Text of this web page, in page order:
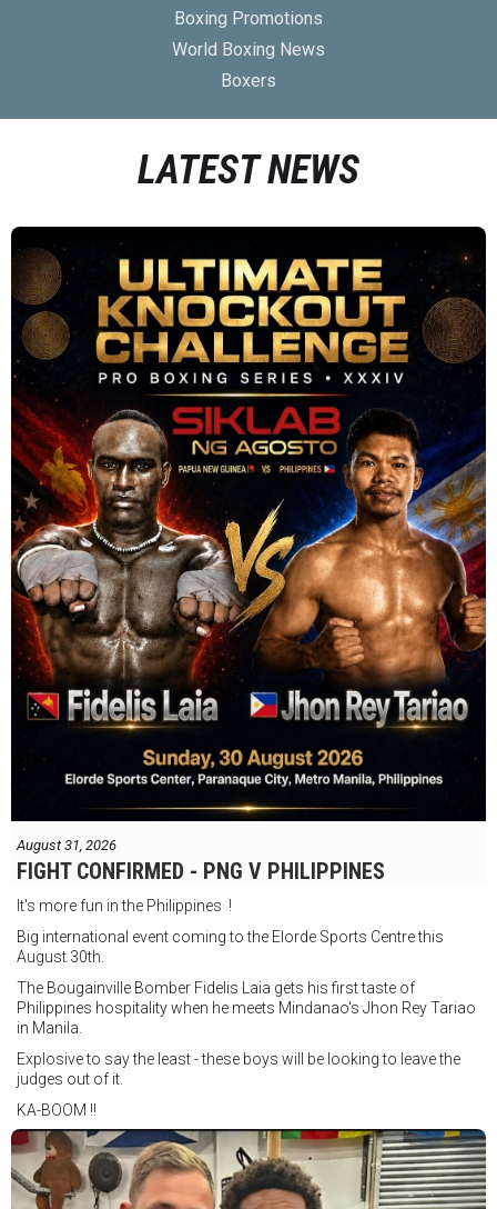
Boxing Promotions
World Boxing News
Boxers
LATEST NEWS
August 31, 2026
FIGHT CONFIRMED - PNG V PHILIPPINES
It's more fun in the Philippines !
Big international event coming to the Elorde Sports Centre this
August 30th.
The Bougainville Bomber Fidelis Laia gets his first taste of
Philippines hospitality when he meets Mindanao's Jhon Rey Tariao
in Manila.
Explosive to say the least - these boys will be looking to leave the
judges out of it.
KA-BOOM !!